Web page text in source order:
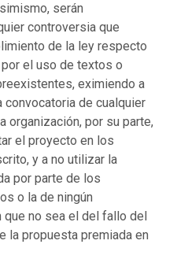
serán
controversia que
de la ley respecto
el uso de textos o
eximiendo a
de cualquier
organización, por su parte,
el proyecto en los
y a no utilizar la
por parte de los
o la de ningún
que no sea el del fallo del
la propuesta premiada en